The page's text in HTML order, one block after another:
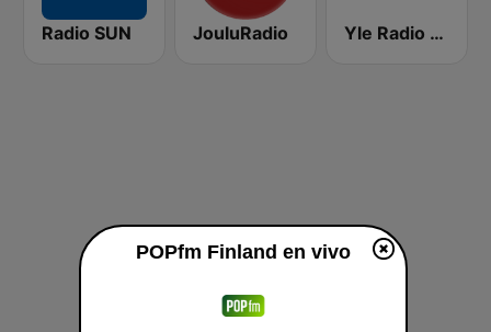
Radio SUN JouluRadio Yle Radio Suomi Rovaniemi
POPfm Finland en vivo